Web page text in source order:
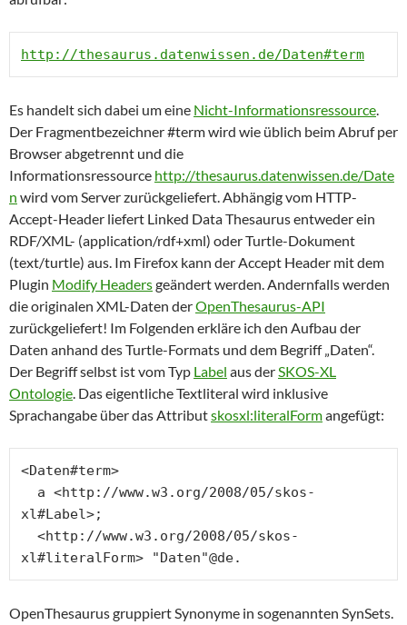
http://thesaurus.datenwissen.de/Daten#term
Es handelt sich dabei um eine Nicht-Informationsressource.
Der Fragmentbezeichner #term wird wie üblich beim Abruf per
Browser abgetrennt und die
Informationsressource http://thesaurus.datenwissen.de/Date
n wird vom Server zurückgeliefert. Abhängig vom HTTP-
Accept-Header liefert Linked Data Thesaurus entweder ein
RDF/XML- (application/rdf+xml) oder Turtle-Dokument
(text/turtle) aus. Im Firefox kann der Accept Header mit dem
Plugin Modify Headersgeändert werden. Andernfalls werden
die originalen XML-Daten derOpenThesaurus-API
zurückgeliefert! Im Folgenden erkläre ich den Aufbau der
Daten anhand des Turtle-Formats und dem Begriff „Daten“.
Der Begriff selbst ist vom Typ Label aus derSKOS-XL
Ontologie. Das eigentliche Textliteral wird inklusive
Sprachangabe über das Attributskosxl:literalFormangefügt:
<Daten#term>
a <http://www.w3.org/2008/05/skos-
xl#Label>;
<http://www.w3.org/2008/05/skos-
xl#literalForm> "Daten"@de.
OpenThesaurus gruppiert Synonyme in sogenannten SynSets.